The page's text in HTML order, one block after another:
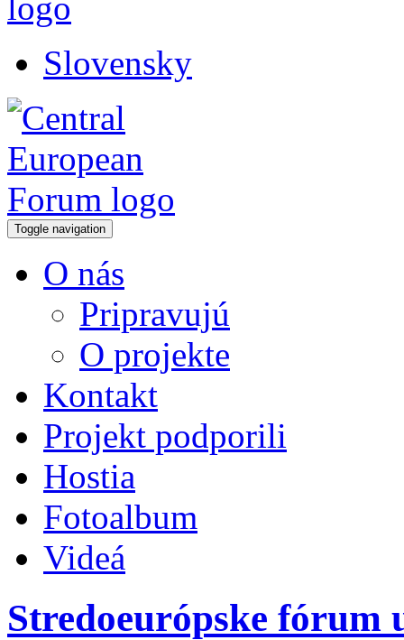
Slovensky
Toggle navigation
O nás
Pripravujú
O projekte
Kontakt
Projekt podporili
Hostia
Fotoalbum
Videá
Stredoeurópske fórum